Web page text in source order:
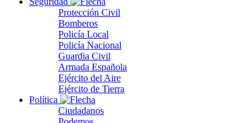
Protección Civil
Bomberos
Policía Local
Policía Nacional
Guardia Civil
Armada Española
Ejército del Aire
Ejército de Tierra
Política
Ciudadanos